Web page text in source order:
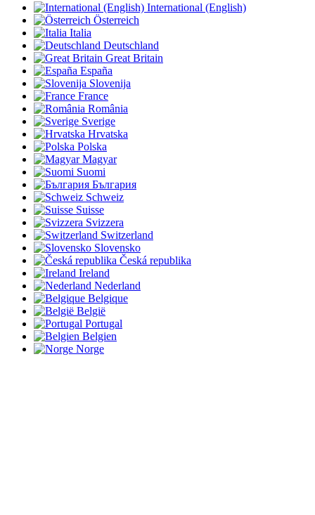
International (English)
Österreich
Italia
Deutschland
Great Britain
España
Slovenija
France
România
Sverige
Hrvatska
Polska
Magyar
Suomi
България
Schweiz
Suisse
Svizzera
Switzerland
Slovensko
Česká republika
Ireland
Nederland
Belgique
België
Portugal
Belgien
Norge